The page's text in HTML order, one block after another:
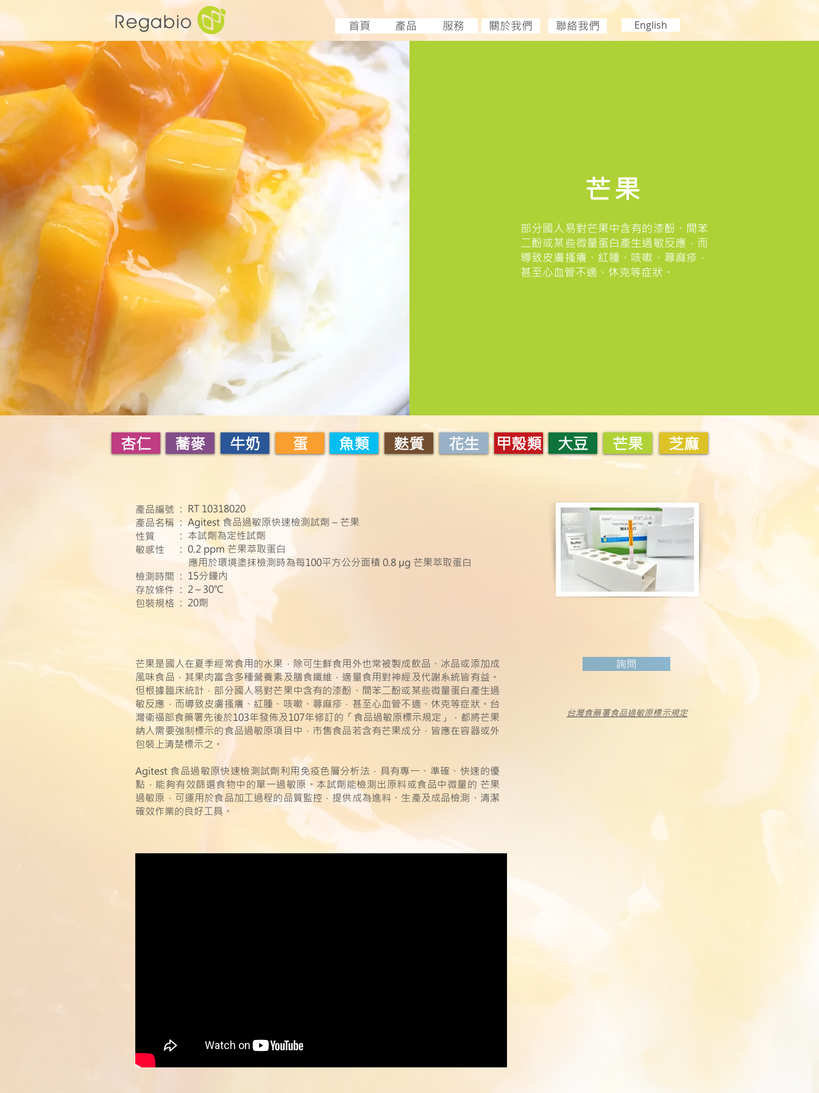
Regabio
芒果
部分國人易對芒果中含有的漆酚、間苯
二酚或某些微量蛋白產生過敏反應，而
導致皮膚搔癢、紅腫、咳嗽、蕁麻疹，
甚至心血管不適、休克等症狀。
首頁 服務
產品 關於我們 聯絡我們 English
杏仁 蕎麥 牛奶 蛋 魚類 麩質 花生 甲殼類 大豆 芒果 芝麻
產品編號
產品名稱
性質
敏感性
檢測時間
存放條件
包裝規格
: RT 10318020
: Agitest 食品過敏原快速檢測試劑 – 芒果
: 本試劑為定性試劑
: 0.2 ppm 芒果萃取蛋白
應用於環境塗抹檢測時為每100平方公分面積 0.8 µg 芒果萃取蛋白
: 15分鐘內
: 2～30℃
: 20劑
芒果是國人在夏季經常食用的水果，除可生鮮食用外也常被製成飲品、冰品或添加成
風味食品，其果肉富含多種營養素及膳食纖維，適量食用對神經及代謝系統皆有益。
但根據臨床統計，部分國人易對芒果中含有的漆酚、間苯二酚或某些微量蛋白產生過
敏反應，而導致皮膚搔癢、紅腫、咳嗽、蕁麻疹，甚至心血管不適、休克等症狀。台
灣衛福部食藥署先後於103年發佈及107年修訂的「食品過敏原標示規定」，都將芒果
納入需要強制標示的食品過敏原項目中，市售食品若含有芒果成分，皆應在容器或外
包裝上清楚標示之。
Agitest 食品過敏原快速檢測試劑利用免疫色層分析法，具有專一、準確、快速的優
點，能夠有效篩選食物中的單一過敏原。本試劑能檢測出原料或食品中微量的 芒果
過敏原，可運用於食品加工過程的品質監控，提供成為進料、生產及成品檢測、清潔
確效作業的良好工具。
詢問
台灣食藥署食品過敏原標示規定